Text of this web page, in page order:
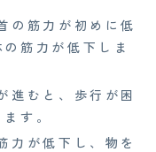
の筋力が初めに低
筋力が低下しま
進むと、歩行が困
す。
力が低下し、物を